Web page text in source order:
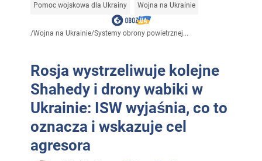
Pomoc wojskowa dla Ukrainy Wojna na Ukrainie
/Wojna na Ukrainie/Systemy obrony powietrznej...
Rosja wystrzeliwuje kolejne
Shahedy i drony wabiki w
Ukrainie: ISW wyjaśnia, co to
oznacza i wskazuje cel
agresora